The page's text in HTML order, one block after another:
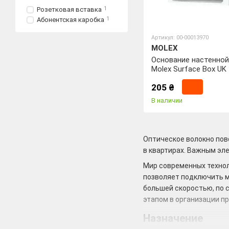
Оптическое волокно
в квартирах. Важным
Мир современных
позволяет подключить
большей скоростью, по
этапом в организации
Назначение
Артикул: 00-00013970
MOLEX
Основание
Molex Surface Box UK
205 ₴
В наличии
Розетковая вставка 1
Абонентская каробка 1